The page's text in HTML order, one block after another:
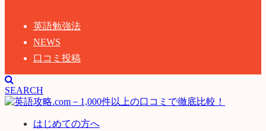
英語勉強法
NEWS
口コミ投稿
SEARCH
はじめての方へ